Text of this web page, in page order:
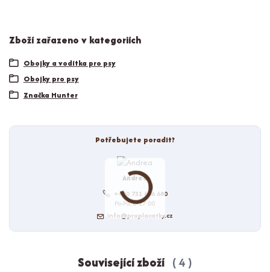
Zboží zařazeno v kategoriích
Obojky a vodítka pro psy
Obojky pro psy
Značka Hunter
Potřebujete poradit?
Andrea
+420 731 686 680
Po-Pá, 8-17:00
info@proplacatky.cz
Související zboží 4